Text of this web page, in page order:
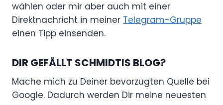
wählen oder mir aber auch mit einer
Direktnachricht in meiner Telegram-Gruppe
einen Tipp einsenden.
DIR GEFÄLLT SCHMIDTIS BLOG?
Mache mich zu Deiner bevorzugten Quelle bei
Google. Dadurch werden Dir meine neuesten